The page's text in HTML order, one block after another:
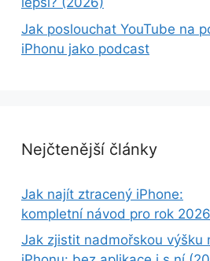
Jak poslouchat YouTube na
iPhonu jako podcast
Nejčtenější články
Jak najít ztracený iPhone:
kompletní návod pro rok 2026
Jak zjistit nadmořskou výšku